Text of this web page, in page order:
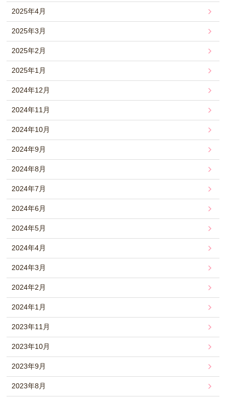
2025年4月
2025年3月
2025年2月
2025年1月
2024年12月
2024年11月
2024年10月
2024年9月
2024年8月
2024年7月
2024年6月
2024年5月
2024年4月
2024年3月
2024年2月
2024年1月
2023年11月
2023年10月
2023年9月
2023年8月